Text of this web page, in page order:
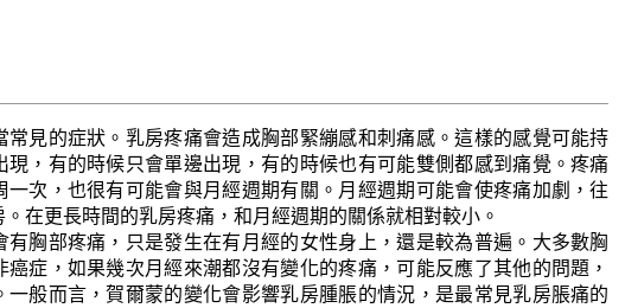
常見的症狀。乳房疼痛會造成胸部緊繃感和刺痛感。這樣的感覺可能持
現，有的時候只會單邊出現，有的時候也有可能雙側都感到痛覺。疼痛
一次，也很有可能會與月經週期有關。月經週期可能會使疼痛加劇，往
在更長時間的乳房疼痛，和月經週期的關係就相對較小。
有胸部疼痛，只是發生在有月經的女性身上，還是較為普遍。大多數胸
症，如果幾次月經來潮都沒有變化的疼痛，可能反應了其他的問題，
一般而言，賀爾蒙的變化會影響乳房腫脹的情況，是最常見乳房脹痛的